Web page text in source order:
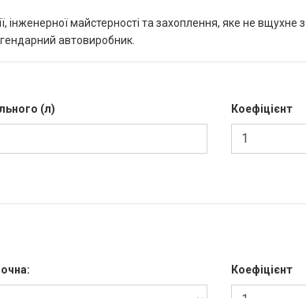
майстерності та захоплення, яке не вщухне
автовиробник.
(л) Коефіцієнт
Коефіцієнт